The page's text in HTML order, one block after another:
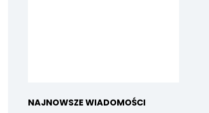
NAJNOWSZE WIADOMOŚCI